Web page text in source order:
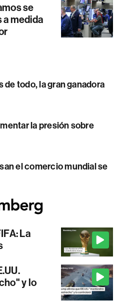
se
medida
todo, la gran ganadora
la presión sobre
el comercio mundial se
La
y lo